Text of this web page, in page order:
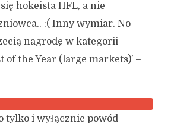
hokeista HFL, a nie
:( Inny wymiar. No
nagrodę w kategorii
of the Year (large markets)’ –
tylko i wyłącznie powód